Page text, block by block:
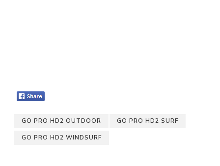
GO PRO HD2 OUTDOOR GO PRO HD2 SURF
GO PRO HD2 WINDSURF